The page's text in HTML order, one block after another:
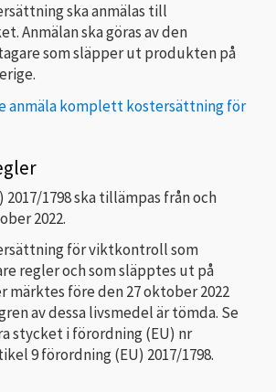
ska anmälas till
Anmälan ska göras av den
som släpper ut produkten på
anmäla komplett kostersättning för
2017/1798 ska tillämpas från och
2022.
för viktkontroll som
regler och som släpptes ut på
märktes före den 27 oktober 2022
av dessa livsmedel är tömda. Se
stycket i förordning (EU) nr
9 förordning (EU) 2017/1798.